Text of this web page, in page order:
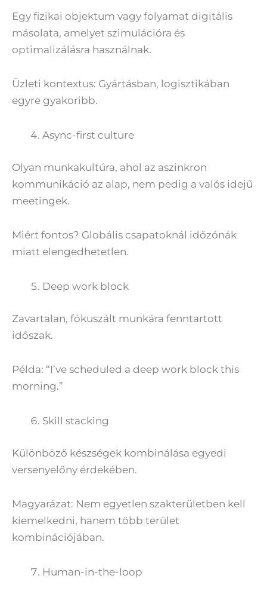
Egy fizikai objektum vagy folyamat digitális
másolata, amelyet szimulációra és
optimalizálásra használnak.
Üzleti kontextus: Gyártásban, logisztikában
egyre gyakoribb.
Async-first culture
Olyan munkakultúra, ahol az aszinkron
kommunikáció az alap, nem pedig a valós idejű
meetingek.
Miért fontos? Globális csapatoknál időzónák
miatt elengedhetetlen.
Deep work block
Zavartalan, fókuszált munkára fenntartott
időszak.
Példa: “I’ve scheduled a deep work block this
morning.”
Skill stacking
Különböző készségek kombinálása egyedi
versenyelőny érdekében.
Magyarázat: Nem egyetlen szakterületben kell
kiemelkedni, hanem több terület
kombinációjában.
Human-in-the-loop